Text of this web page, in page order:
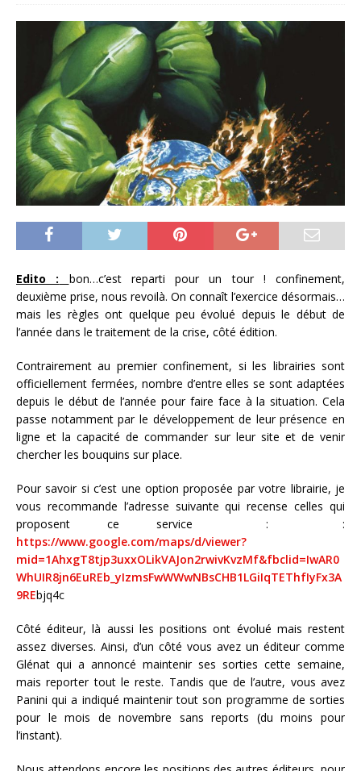
Edito :
bon…c’est reparti pour un tour ! confinement,
deuxième prise, nous revoilà. On connaît l’exercice désormais…
mais les règles ont quelque peu évolué depuis le début de
l’année dans le traitement de la crise, côté édition.
Contrairement au premier confinement, si les librairies sont
officiellement fermées, nombre d’entre elles se sont adaptées
depuis le début de l’année pour faire face à la situation. Cela
passe notamment par le développement de leur présence en
ligne et la capacité de commander sur leur site et de venir
chercher les bouquins sur place.
Pour savoir si c’est une option proposée par votre librairie, je
vous recommande l’adresse suivante qui recense celles qui
proposent ce service : :
https://www.google.com/maps/d/viewer?
mid=1AhxgT8tjp3uxxOLikVAJon2rwivKvzMf&fbclid=IwAR0
WhUIR8jn6EuREb_yIzmsFwWWwNBsCHB1LGiIqTEThfIyFx3A
9REbjq4c
Côté éditeur, là aussi les positions ont évolué mais restent
assez diverses. Ainsi, d’un côté vous avez un éditeur comme
Glénat qui a annoncé maintenir ses sorties cette semaine,
mais reporter tout le reste. Tandis que de l’autre, vous avez
Panini qui a indiqué maintenir tout son programme de sorties
pour le mois de novembre sans reports (du moins pour
l’instant).